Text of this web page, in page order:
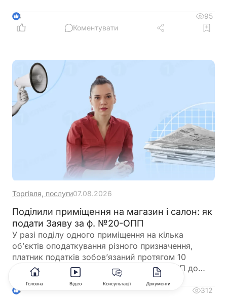
більше можливостей для фінансування
оборотного капіталу за нижчою ставкою, а з 1
4
95
Коментувати
Торгівля, послуги07.08.2026
Поділили приміщення на магазин і салон: як
подати Заяву за ф. №20-ОПП
У разі поділу одного приміщення на кілька
об’єктів оподаткування різного призначення,
платник податків зобов’язаний протягом 10
робочих днів подати Заяву за ф. №20-ОПП до
податкового органу. У Заяві необхідно вказати
інформацію про закриття попереднього об’єкта і
3 312
Головна Відео Консультації Документи